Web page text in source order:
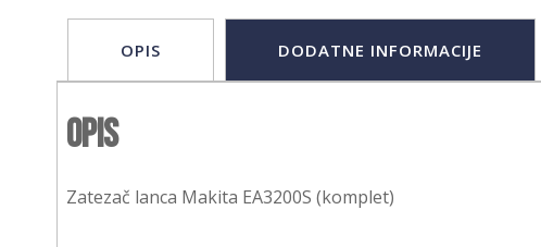
OPIS DODATNE INFORMACIJE
Opis
Zatezač lanca Makita EA3200S (komplet)